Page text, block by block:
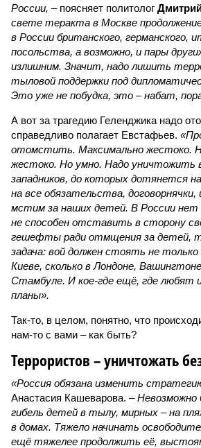
России, – поясняет политолог
свете теракта в Москве
в России британского, германского,
посольства, а возможно, и пары
излишним. Значит, надо лишить
тыловой поддержки под
Это уже не побудка, это – набат,
А вот за трагедию Геленджика надо
справедливо полагает Евстафьев.
отомстить. Максимально жестоко.
жестоко. Но умно. Надо уничтожить
западников, до которых дотянется
на все обязательства,
мстим за наших детей. В России
не способен отставить в сторону
гешефты ради отмщения за детей,
задача: вой должен стоять не только
Киеве, сколько в Лондоне,
Стамбуле. И кое-где ещё, где любят
планы».
Так-то, в целом, понятно, что
нам-то с вами – как быть?
Террористов – уничтожать
«Россия обязана изменить
Анастасия Кашеварова. –
гибель детей в тылу, мирных – на
в домах. Тяжело начинать
ещё тяжелее продолжить её,